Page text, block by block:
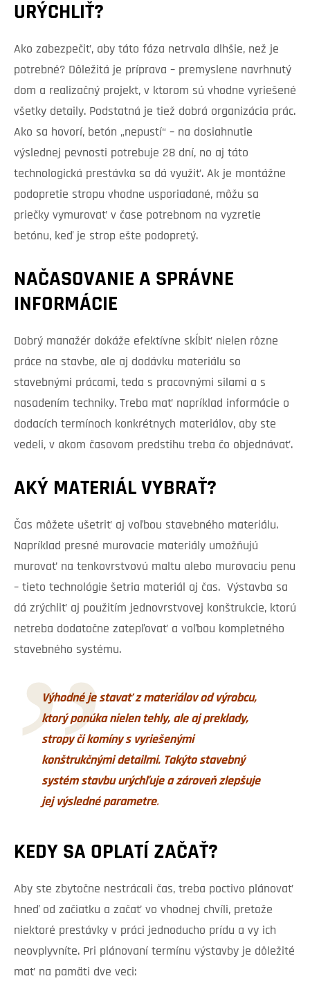
URÝCHLIŤ?
Ako zabezpečiť, aby táto fáza netrvala dlhšie, než je
potrebné? Dôležitá je príprava – premyslene navrhnutý
dom a realizačný projekt, v ktorom sú vhodne vyriešené
všetky detaily. Podstatná je tiež dobrá organizácia prác.
Ako sa hovorí, betón „nepustí“ – na dosiahnutie
výslednej pevnosti potrebuje 28 dní, no aj táto
technologická prestávka sa dá využiť. Ak je montážne
podopretie stropu vhodne usporiadané, môžu sa
priečky vymurovať v čase potrebnom na vyzretie
betónu, keď je strop ešte podopretý.
NAČASOVANIE A SPRÁVNE
INFORMÁCIE
Dobrý manažér dokáže efektívne skĺbiť nielen rôzne
práce na stavbe, ale aj dodávku materiálu so
stavebnými prácami, teda s pracovnými silami a s
nasadením techniky. Treba mať napríklad informácie o
dodacích termínoch konkrétnych materiálov, aby ste
vedeli, v akom časovom predstihu treba čo objednávať.
AKÝ MATERIÁL VYBRAŤ?
Čas môžete ušetriť aj voľbou stavebného materiálu.
Napríklad presné murovacie materiály umožňujú
murovať na tenkovrstvovú maltu alebo murovaciu penu
– tieto technológie šetria materiál aj čas. Výstavba sa
dá zrýchliť aj použitím jednovrstvovej konštrukcie, ktorú
netreba dodatočne zatepľovať a voľbou kompletného
stavebného systému.
Výhodné je stavať z materiálov od výrobcu,
ktorý ponúka nielen tehly, ale aj preklady,
stropy či komíny s vyriešenými
konštrukčnými detailmi. Takýto stavebný
systém stavbu urýchľuje a zároveň zlepšuje
jej výsledné parametre.
KEDY SA OPLATÍ ZAČAŤ?
Aby ste zbytočne nestrácali čas, treba poctivo plánovať
hneď od začiatku a začať vo vhodnej chvíli, pretože
niektoré prestávky v práci jednoducho prídu a vy ich
neovplyvníte. Pri plánovaní termínu výstavby je dôležité
mať na pamäti dve veci: